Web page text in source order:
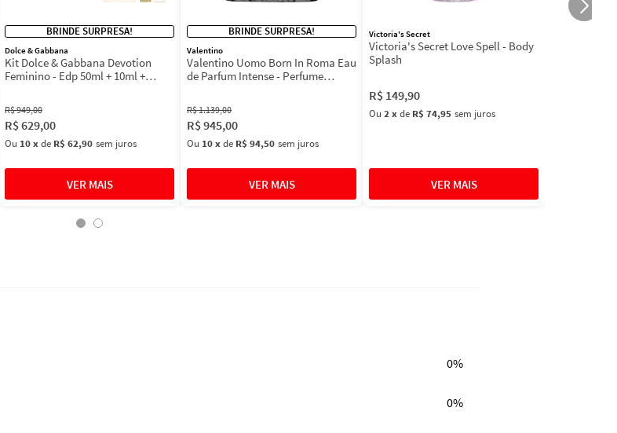
BRINDE SURPRESA!
Dolce & Gabbana
Kit Dolce & Gabbana Devotion
Feminino - Edp 50ml + 10ml +
R$949,00
R$629,00
Ou 10xde R$ 62,90 sem juros
BRINDE SURPRESA!
Valentino
Valentino Uomo Born In Roma Eau
de Parfum Intense - Perfume
R$1.139,00
R$945,00
Ou 10xde R$ 94,50 sem juros
Victoria's Secret
Victoria's Secret Love Spell - Body
Splash
R$ 149,90
Ou 2xde R$ 74,95 sem juros
0%
0%